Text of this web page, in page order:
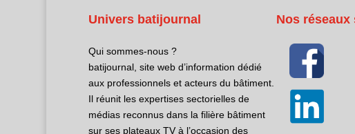
Univers batijournal
Qui sommes-nous ?
batijournal, site web d’information dédié
aux professionnels et acteurs du bâtiment.
Il réunit les expertises sectorielles de
médias reconnus dans la filière bâtiment
sur ses plateaux TV à l’occasion des
Nos réseaux